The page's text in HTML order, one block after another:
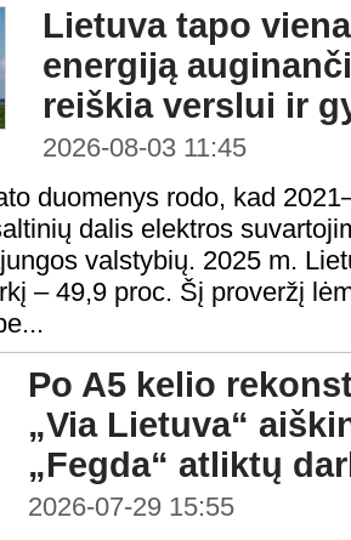
Lietuva tapo
energiją
reiškia verslui ir
2026-08-03 11:45
duomenys rodo, kad
dalis elektros
valstybių. 2025 m.
– 49,9 proc. Šį proveržį
Po A5 kelio
„Via Lietuva“
„Fegda“ atliktų
2026-07-29 15:55